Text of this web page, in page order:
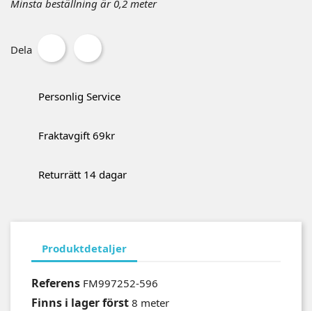
Minsta beställning är 0,2 meter
Dela
Personlig Service
Fraktavgift 69kr
Returrätt 14 dagar
Produktdetaljer
Referens FM997252-596
Finns i lager först 8 meter